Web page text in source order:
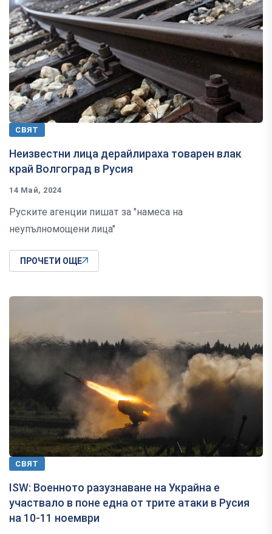
СВЯТ
Неизвестни лица дерайлираха товарен влак
край Волгоград в Русия
14 Май, 2024
Руските агенции пишат за "намеса на
неупълномощени лица"
ПРОЧЕТИ ОЩЕ
СВЯТ
ISW: Военното разузнаване на Украйна е
участвало в поне една от трите атаки в Русия
на 10-11 ноември